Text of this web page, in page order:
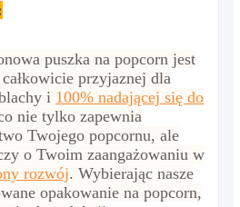
puszka na popcorn jest
przyjaznej dla
i 100% nadającej się do
nie tylko zapewnia
Twojego popcornu, ale
o Twoim zaangażowaniu w
rozwój. Wybierając nasze
opakowanie na popcorn,